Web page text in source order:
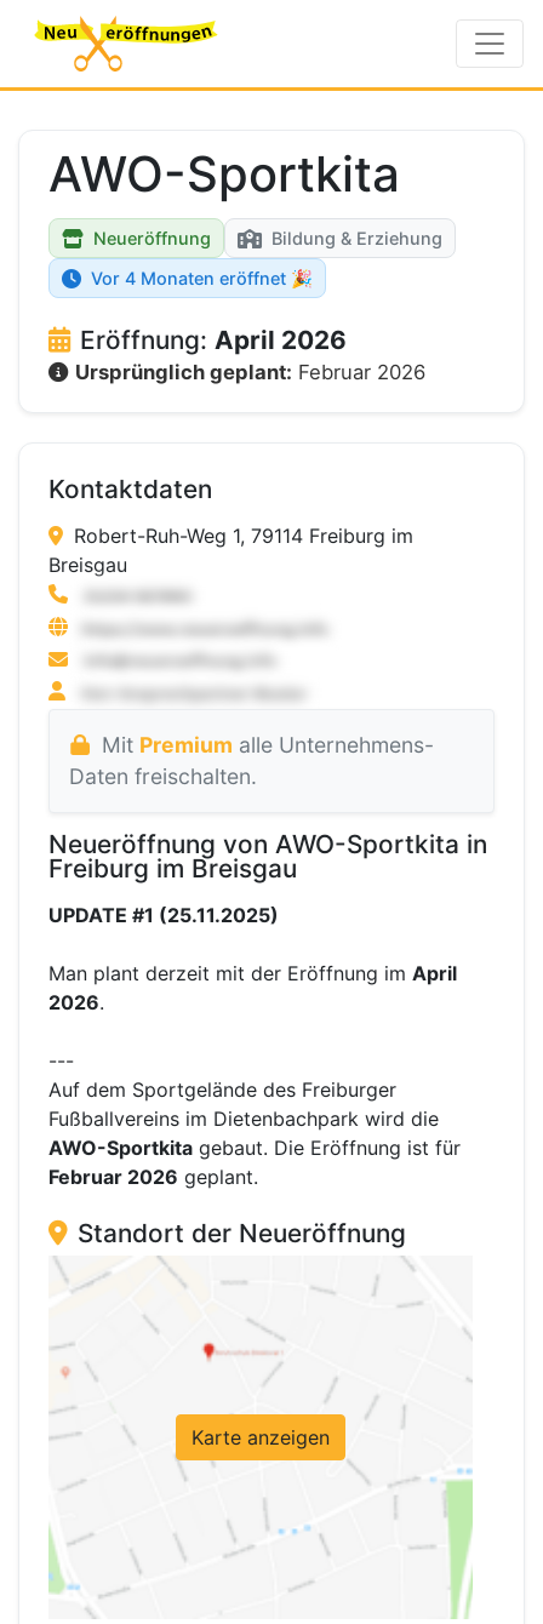
AWO-Sportkita
Neueröffnung
Bildung & Erziehung
Vor 4 Monaten eröffnet 🎉
Eröffnung: April 2026
Ursprünglich geplant: Februar 2026
Kontaktdaten
Robert-Ruh-Weg 1, 79114 Freiburg im
Breisgau
Mit Premium alle Unternehmens-
Daten freischalten.
Neueröffnung von AWO-Sportkita in
Freiburg im Breisgau
UPDATE #1 (25.11.2025)
Man plant derzeit mit der Eröffnung im April
2026.
---
Auf dem Sportgelände des Freiburger
Fußballvereins im Dietenbachpark wird die
AWO-Sportkita gebaut. Die Eröffnung ist für
Februar 2026 geplant.
Standort der Neueröffnung
Karte anzeigen